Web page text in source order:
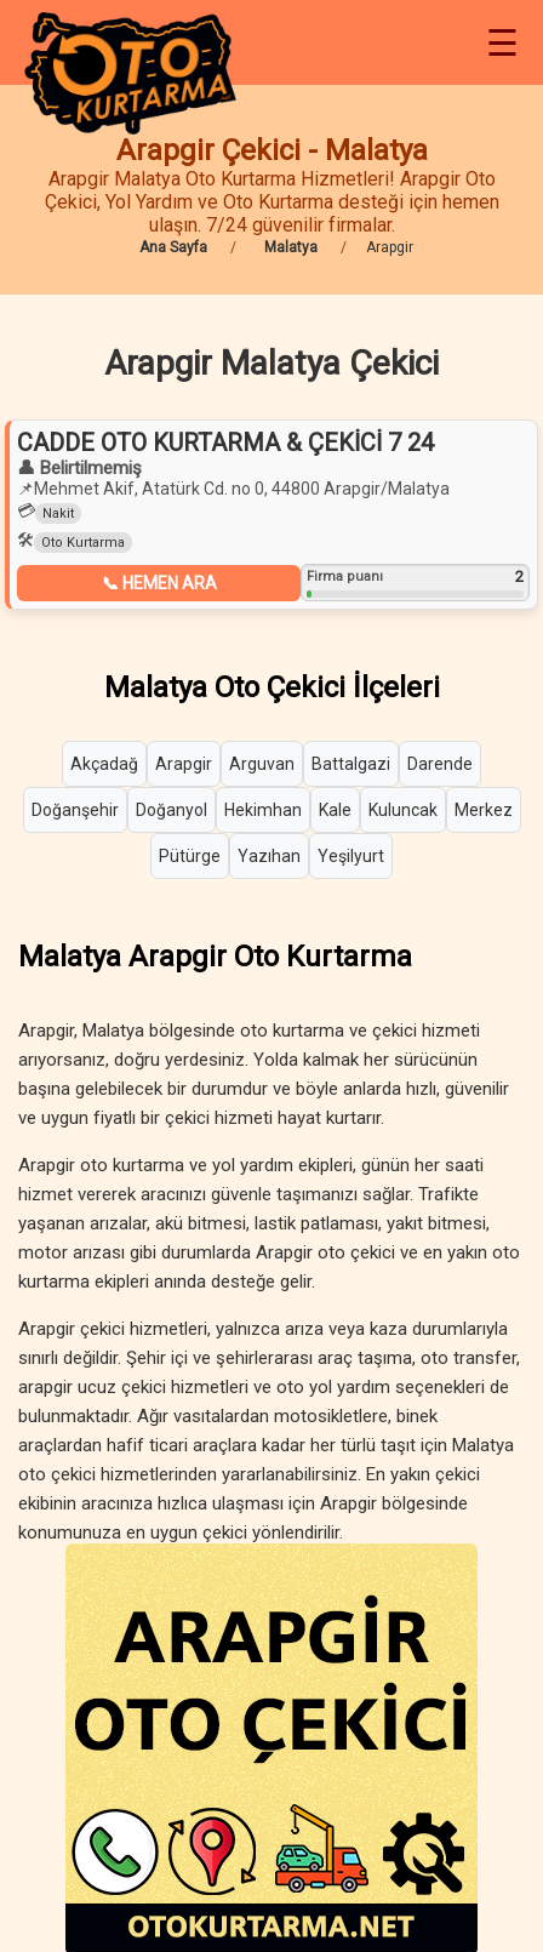
☰
Arapgir Çekici - Malatya
Arapgir Malatya Oto Kurtarma Hizmetleri! Arapgir Oto
Çekici, Yol Yardım ve Oto Kurtarma desteği için hemen
ulaşın. 7/24 güvenilir firmalar.
Ana Sayfa Malatya Arapgir
Arapgir Malatya Çekici
CADDE OTO KURTARMA & ÇEKİCİ 7 24
👤 Belirtilmemiş
📌Mehmet Akif, Atatürk Cd. no 0, 44800 Arapgir/Malatya
💳 Nakit
🛠️ Oto Kurtarma
📞 HEMEN ARA Firma puanı 2
Malatya Oto Çekici İlçeleri
Akçadağ Arapgir Arguvan Battalgazi Darende
Doğanşehir Doğanyol Hekimhan Kale Kuluncak Merkez
Pütürge Yazıhan Yeşilyurt
Malatya Arapgir Oto Kurtarma
Arapgir, Malatya bölgesinde oto kurtarma ve çekici hizmeti
arıyorsanız, doğru yerdesiniz. Yolda kalmak her sürücünün
başına gelebilecek bir durumdur ve böyle anlarda hızlı, güvenilir
ve uygun fiyatlı bir çekici hizmeti hayat kurtarır.
Arapgir oto kurtarma ve yol yardım ekipleri, günün her saati
hizmet vererek aracınızı güvenle taşımanızı sağlar. Trafikte
yaşanan arızalar, akü bitmesi, lastik patlaması, yakıt bitmesi,
motor arızası gibi durumlarda Arapgir oto çekici ve en yakın oto
kurtarma ekipleri anında desteğe gelir.
Arapgir çekici hizmetleri, yalnızca arıza veya kaza durumlarıyla
sınırlı değildir. Şehir içi ve şehirlerarası araç taşıma, oto transfer,
arapgir ucuz çekici hizmetleri ve oto yol yardım seçenekleri de
bulunmaktadır. Ağır vasıtalardan motosikletlere, binek
araçlardan hafif ticari araçlara kadar her türlü taşıt için Malatya
oto çekici hizmetlerinden yararlanabilirsiniz. En yakın çekici
ekibinin aracınıza hızlıca ulaşması için Arapgir bölgesinde
konumunuza en uygun çekici yönlendirilir.
Malatya oto kurtarma hizmetleri, sadece acil yol yardımıyla
sınırlı değildir. Planlı araç taşıma, özel çekici hizmetleri, oto
transfer ve araç nakliyesi gibi farklı çözümler sunulmaktadır.
Arapgir bölgesinde çekici fiyatları, hizmetin kapsamına ve
mesafeye göre değişse de, her bütçeye uygun seçenekler
mevcuttur. Uygun fiyatlı oto kurtarma ve arapgir çekici hizmeti
ile aracınız güvenli bir şekilde taşınır.
Eğer Arapgir çevresinde oto çekici, oto yol yardım veya akü
takviyesi hizmetine ihtiyacınız varsa, hızlı ve güvenilir çözümler
için hemen iletişime geçebilirsiniz. Malatya oto kurtarma
hizmetleriyle yolda kalma sorununu hızlıca çözebilir, aracınızı
güvenle istediğiniz noktaya ulaştırabilirsiniz.